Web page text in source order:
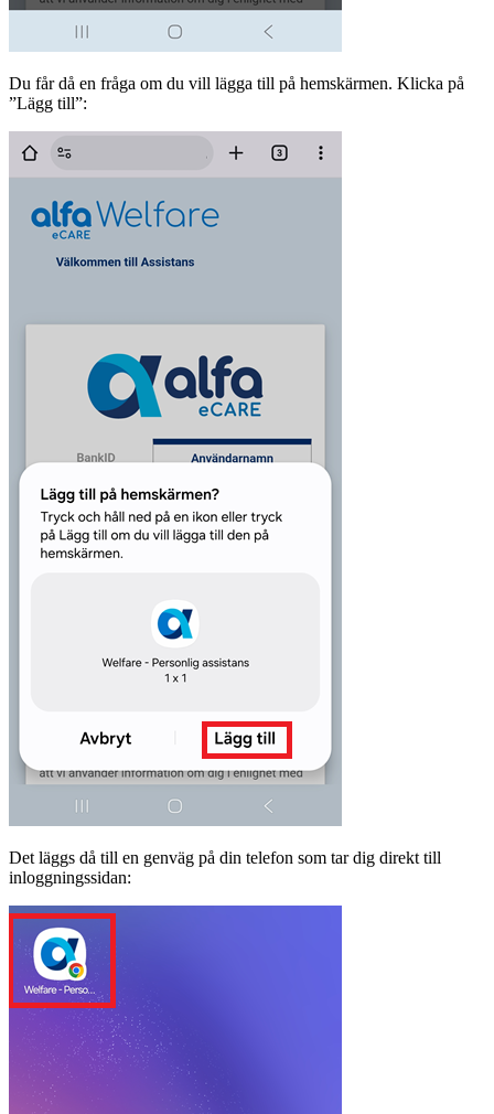
Du får då en fråga om du vill lägga till på hemskärmen. Klicka på
”Lägg till”:
Det läggs då till en genväg på din telefon som tar dig direkt till
inloggningssidan: